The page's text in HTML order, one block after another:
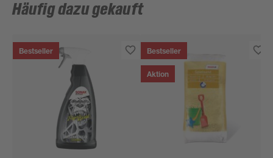
Häufig dazu gekauft
Bestseller Bestseller
Aktion